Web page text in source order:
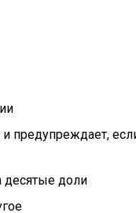
предупреждает,
десятые доли